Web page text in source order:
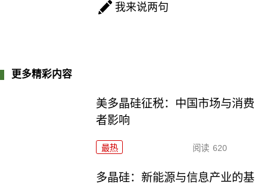
我来说两句
更多精彩内容
美多晶硅征税：中国市场与消费
者影响
最热 阅读 620
多晶硅：新能源与信息产业的基